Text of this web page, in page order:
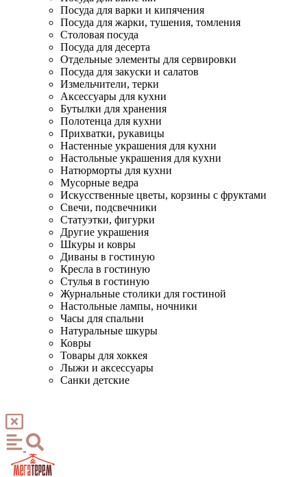
Посуда для варки и кипячения
Посуда для жарки, тушения, томления
Столовая посуда
Посуда для десерта
Отдельные элементы для сервировки
Посуда для закуски и салатов
Измельчители, терки
Аксессуары для кухни
Бутылки для хранения
Полотенца для кухни
Прихватки, рукавицы
Настенные украшения для кухни
Настольные украшения для кухни
Натюрморты для кухни
Мусорные ведра
Искусственные цветы, корзины с фруктами
Свечи, подсвечники
Статуэтки, фигурки
Другие украшения
Шкуры и ковры
Диваны в гостиную
Кресла в гостиную
Стулья в гостиную
Журнальные столики для гостиной
Настольные лампы, ночники
Часы для спальни
Натуральные шкуры
Ковры
Товары для хоккея
Лыжи и аксессуары
Санки детские